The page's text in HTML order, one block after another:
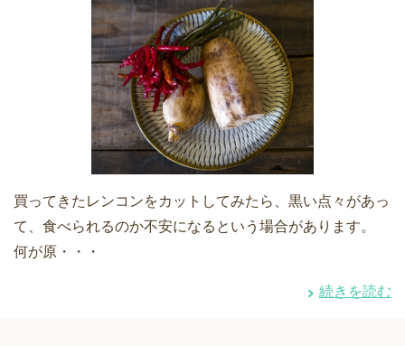
買ってきたレンコンをカットしてみたら、黒い点々があっ
て、食べられるのか不安になるという場合があります。
何が原・・・
続きを読む